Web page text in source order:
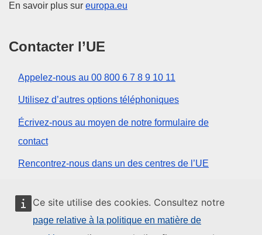
Ce site utilise des cookies. Consultez notre
page relative à la politique en matière de
En savoir plus sur europa.eu
Contacter l’UE
Appelez-nous au 00 800 6 7 8 9 10 11
Utilisez d’autres options téléphoniques
Écrivez-nous au moyen de notre formulaire de
contact
Rencontrez-nous dans un des centres de l’UE
Réseaux sociaux